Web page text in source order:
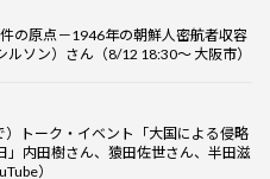
の原点－1946年の朝鮮人密航者収容
ソン）さん（8/12 18:30～ 大阪市）
トーク・イベント「大国による侵略
内田樹さん、猿田佐世さん、半田滋
）